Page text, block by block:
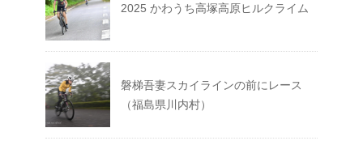
2025 かわうち高塚高原ヒルクライム
磐梯吾妻スカイラインの前にレース
（福島県川内村）